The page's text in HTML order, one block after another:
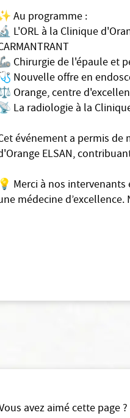
Au programme :
L'ORL à la Clinique
Chirurgie de l'épaule et
Nouvelle offre en
Orange, centre
La radiologie à la
événement a permis
ELSAN,
💡 Merci à nos
médecine
avez aimé cette page